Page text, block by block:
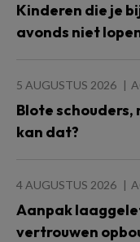
Kinderen die je
avonds niet
5 AUGUSTUS 2026
Blote schouders,
kan dat?
4 AUGUSTUS 2026
Aanpak
vertrouwen